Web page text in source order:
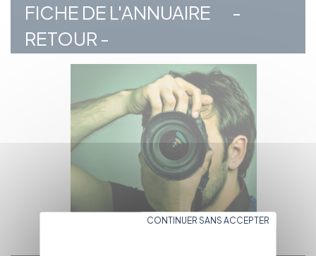
FICHE DE L'ANNUAIRE
-
RETOUR -
CONTINUER SANS ACCEPTER